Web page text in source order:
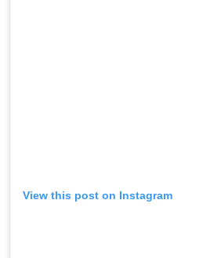
View this post on Instagram